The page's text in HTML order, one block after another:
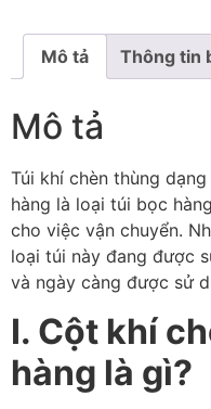
Mô tả Thông tin
Mô tả
Túi khí chèn thùng
hàng là loại túi bọc
cho việc vận chuyển.
loại túi này đang được
và ngày càng được sử
I. Cột khí
hàng là gì?